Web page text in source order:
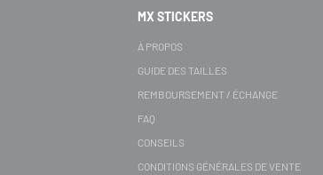
MX STICKERS
À PROPOS
GUIDE DES TAILLES
REMBOURSEMENT / ÉCHANGE
FAQ
CONSEILS
CONDITIONS GÉNÉRALES DE VENTE